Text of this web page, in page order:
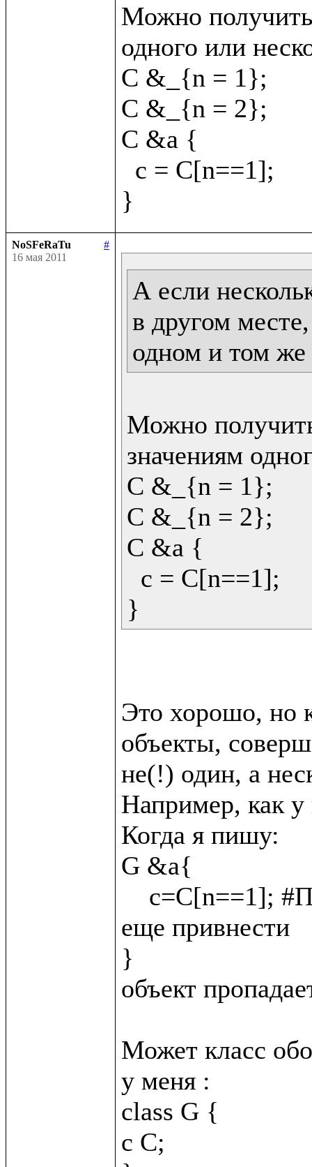
Можно
одного или
C &_{n = 1};
C &_{n = 2};
C &a {
NoSFeRaTu
#
16 мая 2011
А если
в другом
одном и том же
Можно
значениям
C &_{n = 1};
C &_{n = 2};
C &a {
Это хорошо, но
объекты,
не(!) один, а
Например, как
Когда я пишу:
G &a{
еще привнести
}
объект
Может класс
у меня :
class G {
c C;